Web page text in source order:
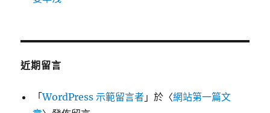
近期留言
「WordPress 示範留言者 」於〈網站第一篇文